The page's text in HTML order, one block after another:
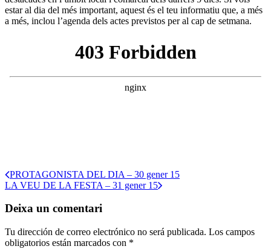
estar al dia del més important, aquest és el teu informatiu que, a més
a més, inclou l’agenda dels actes previstos per al cap de setmana.
PROTAGONISTA DEL DIA – 30 gener 15
LA VEU DE LA FESTA – 31 gener 15
Deixa un comentari
Tu dirección de correo electrónico no será publicada. Los campos
obligatorios están marcados con *